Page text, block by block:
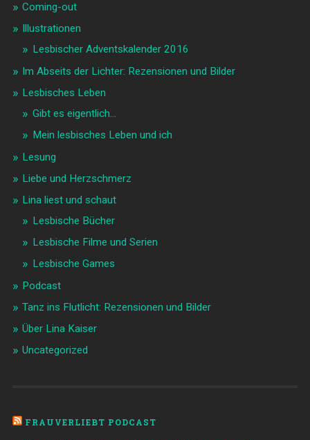
Coming-out
Illustrationen
Lesbischer Adventskalender 2016
Im Abseits der Lichter: Rezensionen und Bilder
Lesbisches Leben
Gibt es eigentlich…
Mein lesbisches Leben und ich
Lesung
Liebe und Herzschmerz
Lina liest und schaut
Lesbische Bücher
Lesbische Filme und Serien
Lesbische Games
Podcast
Tanz ins Flutlicht: Rezensionen und Bilder
Über Lina Kaiser
Uncategorized
FRAUVERLIEBT PODCAST